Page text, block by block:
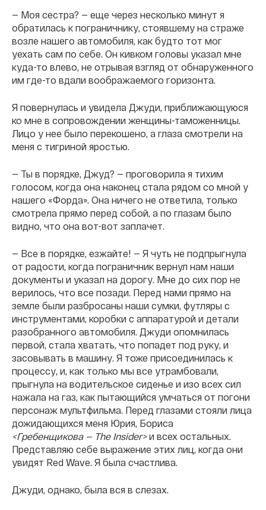
— Моя сестра? — еще через несколько минут я
обратилась к пограничнику, стоявшему на страже
возле нашего автомобиля, как будто тот мог
уехать сам по себе. Он кивком головы указал мне
куда-то влево, не отрывая взгляд от обнаруженного
им где-то вдали воображаемого горизонта.
Я повернулась и увидела Джуди, приближающуюся
ко мне в сопровождении женщины-таможенницы.
Лицо у нее было перекошено, а глаза смотрели на
меня с тигриной яростью.
— Ты в порядке, Джуд? — проговорила я тихим
голосом, когда она наконец стала рядом со мной у
нашего «Форда». Она ничего не ответила, только
смотрела прямо перед собой, а по глазам было
видно, что она вот-вот заплачет.
— Все в порядке, езжайте! — Я чуть не подпрыгнула
от радости, когда пограничник вернул нам наши
документы и указал на дорогу. Мне до сих пор не
верилось, что все позади. Перед нами прямо на
земле были разбросаны наши сумки, футляры с
инструментами, коробки с аппаратурой и детали
разобранного автомобиля. Джуди опомнилась
первой, стала хватать, что попадет под руку, и
засовывать в машину. Я тоже присоединилась к
процессу, и, как только мы все утрамбовали,
прыгнула на водительское сиденье и изо всех сил
нажала на газ, как пытающийся умчаться от погони
персонаж мультфильма. Перед глазами стояли лица
дожидающихся меня Юрия, Бориса
<Гребенщикова — The Insider>и всех остальных.
Представляю себе выражение этих лиц, когда они
увидят Red Wave. Я была счастлива.
Джуди, однако, была вся в слезах.